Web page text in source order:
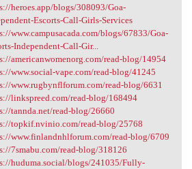
heroes.app/blogs/308093/Goa-
Escorts-Call-Girls-Services
www.campusacada.com/blogs/67833/Goa-
Independent-Call-Gir...
americanwomenorg.com/read-blog/14954
www.social-vape.com/read-blog/41245
www.rugbynflforum.com/read-blog/6631
linkspreed.com/read-blog/168494
tannda.net/read-blog/26660
topkif.nvinio.com/read-blog/25768
www.finlandnhlforum.com/read-blog/6709
7smabu.com/read-blog/318126
huduma.social/blogs/241035/Fully-